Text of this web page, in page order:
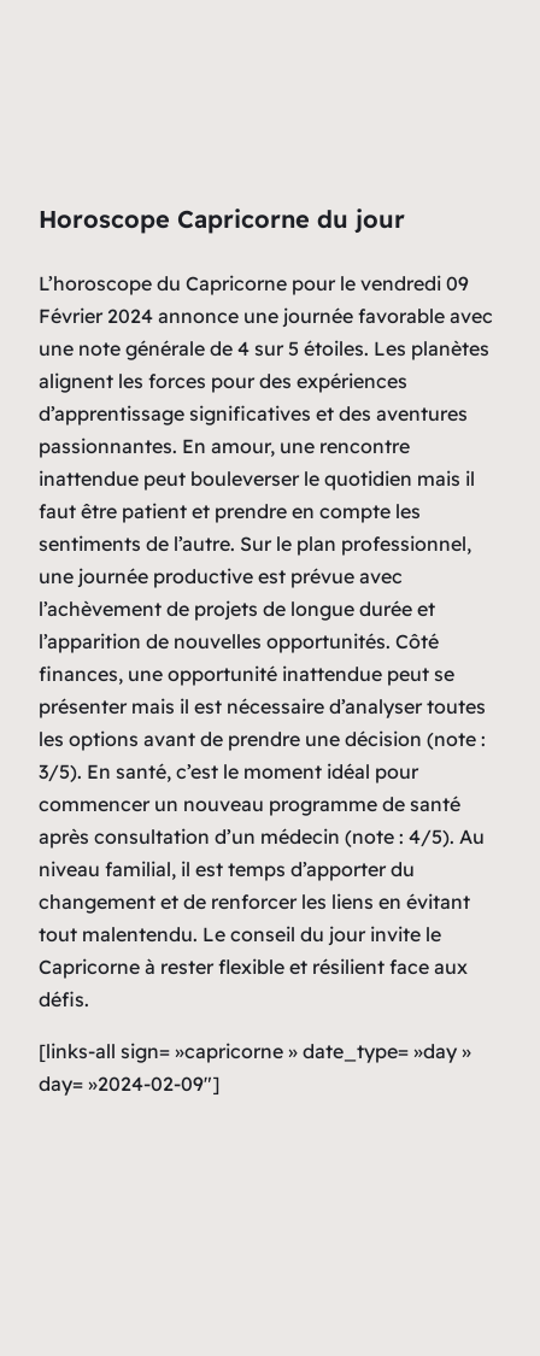
Horoscope Capricorne du jour
L’horoscope du Capricorne pour le vendredi 09
Février 2024 annonce une journée favorable avec
une note générale de 4 sur 5 étoiles. Les planètes
alignent les forces pour des expériences
d’apprentissage significatives et des aventures
passionnantes. En amour, une rencontre
inattendue peut bouleverser le quotidien mais il
faut être patient et prendre en compte les
sentiments de l’autre. Sur le plan professionnel,
une journée productive est prévue avec
l’achèvement de projets de longue durée et
l’apparition de nouvelles opportunités. Côté
finances, une opportunité inattendue peut se
présenter mais il est nécessaire d’analyser toutes
les options avant de prendre une décision (note :
3/5). En santé, c’est le moment idéal pour
commencer un nouveau programme de santé
après consultation d’un médecin (note : 4/5). Au
niveau familial, il est temps d’apporter du
changement et de renforcer les liens en évitant
tout malentendu. Le conseil du jour invite le
Capricorne à rester flexible et résilient face aux
défis.
[links-all sign= »capricorne » date_type= »day »
day= »2024-02-09″]